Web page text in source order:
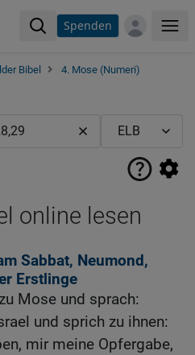
Spenden
Bibel
4. Mose (Numeri)
online lesen
Sabbat, Neumond,
Erstlinge
Mose und sprach:
und sprich zu ihnen:
mir meine Opfergabe,